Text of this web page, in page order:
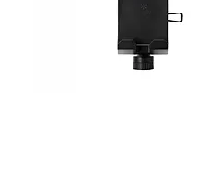
https://